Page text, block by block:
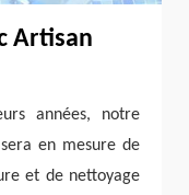
Artisan
années, notre
en mesure de
et de nettoyage